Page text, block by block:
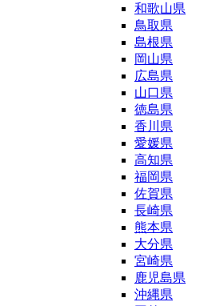
和歌山県
鳥取県
島根県
岡山県
広島県
山口県
徳島県
香川県
愛媛県
高知県
福岡県
佐賀県
長崎県
熊本県
大分県
宮崎県
鹿児島県
沖縄県